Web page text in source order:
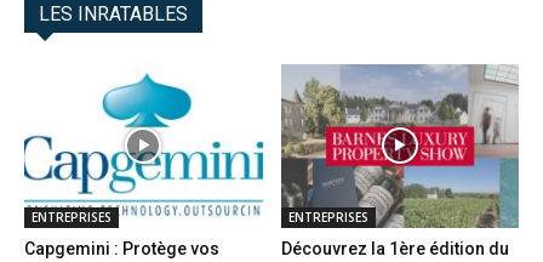
LES INRATABLES
ENTREPRISES
Capgemini : Protège vos
ENTREPRISES
Découvrez la 1ère édition du